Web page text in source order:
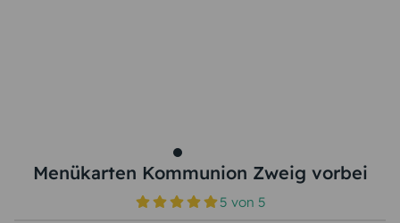
Menükarten Kommunion Zweig vorbei
5 von 5